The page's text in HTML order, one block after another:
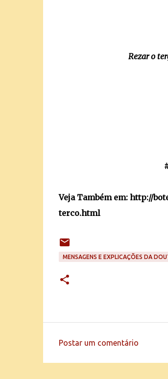
Rezar o
Veja Também em: http://
terco.html
MENSAGENS E EXPLICAÇÕES DA
Postar um comentário